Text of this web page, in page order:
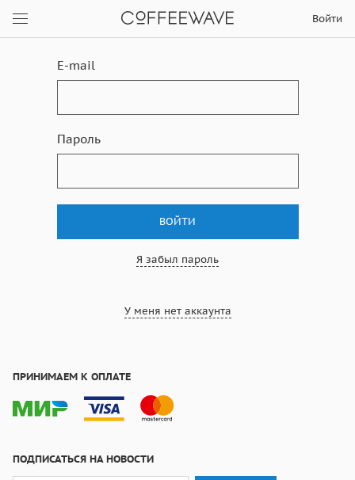
Войти
E-mail
Пароль
ВОЙТИ
Я забыл пароль
У меня нет аккаунта
ПРИНИМАЕМ К ОПЛАТЕ
ПОДПИСАТЬСЯ НА НОВОСТИ